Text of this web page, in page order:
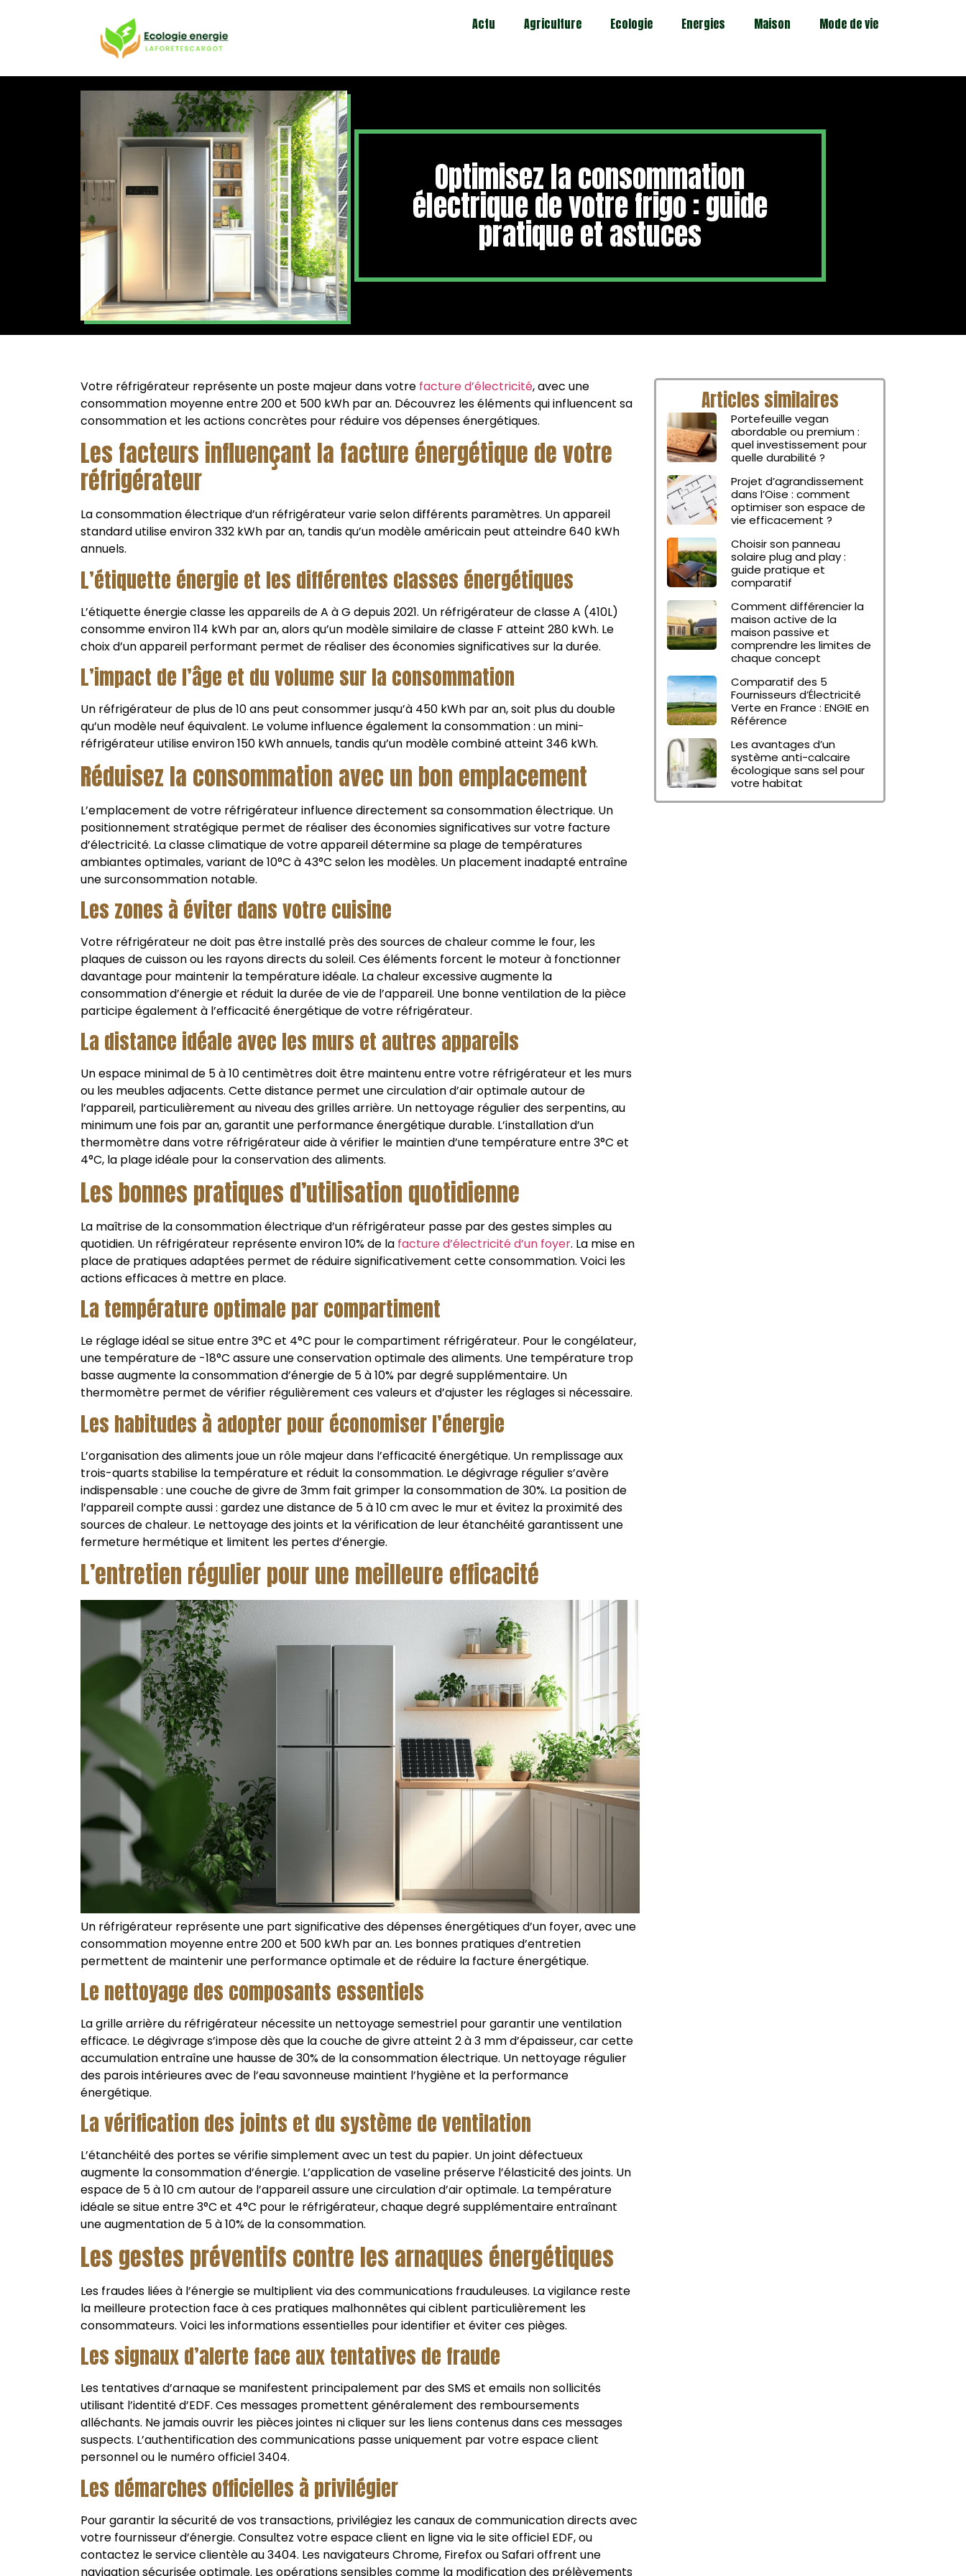
Actu Agriculture Ecologie Energies Maison Mode de vie
Optimisez la consommation
électrique de votre frigo : guide
pratique et astuces
Votre réfrigérateur représente un poste majeur dans votre facture d’électricité, avec une
consommation moyenne entre 200 et 500 kWh par an. Découvrez les éléments qui influencent sa
consommation et les actions concrètes pour réduire vos dépenses énergétiques.
Les facteurs influençant la facture énergétique de votre
réfrigérateur
La consommation électrique d’un réfrigérateur varie selon différents paramètres. Un appareil
standard utilise environ 332 kWh par an, tandis qu’un modèle américain peut atteindre 640 kWh
annuels.
L’étiquette énergie et les différentes classes énergétiques
L’étiquette énergie classe les appareils de A à G depuis 2021. Un réfrigérateur de classe A (410L)
consomme environ 114 kWh par an, alors qu’un modèle similaire de classe F atteint 280 kWh. Le
choix d’un appareil performant permet de réaliser des économies significatives sur la durée.
L’impact de l’âge et du volume sur la consommation
Un réfrigérateur de plus de 10 ans peut consommer jusqu’à 450 kWh par an, soit plus du double
qu’un modèle neuf équivalent. Le volume influence également la consommation : un mini-
réfrigérateur utilise environ 150 kWh annuels, tandis qu’un modèle combiné atteint 346 kWh.
Réduisez la consommation avec un bon emplacement
L’emplacement de votre réfrigérateur influence directement sa consommation électrique. Un
positionnement stratégique permet de réaliser des économies significatives sur votre facture
d’électricité. La classe climatique de votre appareil détermine sa plage de températures
ambiantes optimales, variant de 10°C à 43°C selon les modèles. Un placement inadapté entraîne
une surconsommation notable.
Les zones à éviter dans votre cuisine
Votre réfrigérateur ne doit pas être installé près des sources de chaleur comme le four, les
plaques de cuisson ou les rayons directs du soleil. Ces éléments forcent le moteur à fonctionner
davantage pour maintenir la température idéale. La chaleur excessive augmente la
consommation d’énergie et réduit la durée de vie de l’appareil. Une bonne ventilation de la pièce
participe également à l’efficacité énergétique de votre réfrigérateur.
La distance idéale avec les murs et autres appareils
Un espace minimal de 5 à 10 centimètres doit être maintenu entre votre réfrigérateur et les murs
ou les meubles adjacents. Cette distance permet une circulation d’air optimale autour de
l’appareil, particulièrement au niveau des grilles arrière. Un nettoyage régulier des serpentins, au
minimum une fois par an, garantit une performance énergétique durable. L’installation d’un
thermomètre dans votre réfrigérateur aide à vérifier le maintien d’une température entre 3°C et
4°C, la plage idéale pour la conservation des aliments.
Les bonnes pratiques d’utilisation quotidienne
La maîtrise de la consommation électrique d’un réfrigérateur passe par des gestes simples au
quotidien. Un réfrigérateur représente environ 10% de la facture d’électricité d’un foyer. La mise en
place de pratiques adaptées permet de réduire significativement cette consommation. Voici les
actions efficaces à mettre en place.
La température optimale par compartiment
Le réglage idéal se situe entre 3°C et 4°C pour le compartiment réfrigérateur. Pour le congélateur,
une température de -18°C assure une conservation optimale des aliments. Une température trop
basse augmente la consommation d’énergie de 5 à 10% par degré supplémentaire. Un
thermomètre permet de vérifier régulièrement ces valeurs et d’ajuster les réglages si nécessaire.
Les habitudes à adopter pour économiser l’énergie
L’organisation des aliments joue un rôle majeur dans l’efficacité énergétique. Un remplissage aux
trois-quarts stabilise la température et réduit la consommation. Le dégivrage régulier s’avère
indispensable : une couche de givre de 3mm fait grimper la consommation de 30%. La position de
l’appareil compte aussi : gardez une distance de 5 à 10 cm avec le mur et évitez la proximité des
sources de chaleur. Le nettoyage des joints et la vérification de leur étanchéité garantissent une
fermeture hermétique et limitent les pertes d’énergie.
L’entretien régulier pour une meilleure efficacité
Un réfrigérateur représente une part significative des dépenses énergétiques d’un foyer, avec une
consommation moyenne entre 200 et 500 kWh par an. Les bonnes pratiques d’entretien
permettent de maintenir une performance optimale et de réduire la facture énergétique.
Le nettoyage des composants essentiels
La grille arrière du réfrigérateur nécessite un nettoyage semestriel pour garantir une ventilation
efficace. Le dégivrage s’impose dès que la couche de givre atteint 2 à 3 mm d’épaisseur, car cette
accumulation entraîne une hausse de 30% de la consommation électrique. Un nettoyage régulier
des parois intérieures avec de l’eau savonneuse maintient l’hygiène et la performance
énergétique.
La vérification des joints et du système de ventilation
L’étanchéité des portes se vérifie simplement avec un test du papier. Un joint défectueux
augmente la consommation d’énergie. L’application de vaseline préserve l’élasticité des joints. Un
espace de 5 à 10 cm autour de l’appareil assure une circulation d’air optimale. La température
idéale se situe entre 3°C et 4°C pour le réfrigérateur, chaque degré supplémentaire entraînant
une augmentation de 5 à 10% de la consommation.
Les gestes préventifs contre les arnaques énergétiques
Les fraudes liées à l’énergie se multiplient via des communications frauduleuses. La vigilance reste
la meilleure protection face à ces pratiques malhonnêtes qui ciblent particulièrement les
consommateurs. Voici les informations essentielles pour identifier et éviter ces pièges.
Les signaux d’alerte face aux tentatives de fraude
Les tentatives d’arnaque se manifestent principalement par des SMS et emails non sollicités
utilisant l’identité d’EDF. Ces messages promettent généralement des remboursements
alléchants. Ne jamais ouvrir les pièces jointes ni cliquer sur les liens contenus dans ces messages
suspects. L’authentification des communications passe uniquement par votre espace client
personnel ou le numéro officiel 3404.
Les démarches officielles à privilégier
Pour garantir la sécurité de vos transactions, privilégiez les canaux de communication directs avec
votre fournisseur d’énergie. Consultez votre espace client en ligne via le site officiel EDF, ou
contactez le service clientèle au 3404. Les navigateurs Chrome, Firefox ou Safari offrent une
navigation sécurisée optimale. Les opérations sensibles comme la modification des prélèvements
Articles similaires
Portefeuille vegan
abordable ou premium :
quel investissement pour
quelle durabilité ?
Projet d’agrandissement
dans l’Oise : comment
optimiser son espace de
vie efficacement ?
Choisir son panneau
solaire plug and play :
guide pratique et
comparatif
Comment différencier la
maison active de la
maison passive et
comprendre les limites de
chaque concept
Comparatif des 5
Fournisseurs d’Électricité
Verte en France : ENGIE en
Référence
Les avantages d’un
système anti-calcaire
écologique sans sel pour
votre habitat